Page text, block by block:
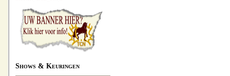
Shows & Keuringen